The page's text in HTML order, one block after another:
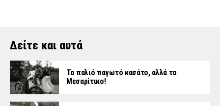
Δείτε και αυτά
Το παλιό παγωτό κασάτο, αλλά το
Μεσαρίτικο!